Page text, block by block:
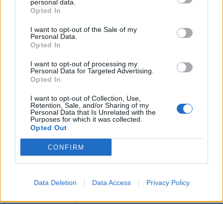
personal data.
Opted In
I want to opt-out of the Sale of my
Personal Data.
Opted In
I want to opt-out of processing my
Personal Data for Targeted Advertising.
Opted In
I want to opt-out of Collection, Use,
Retention, Sale, and/or Sharing of my
Personal Data that Is Unrelated with the
Purposes for which it was collected.
Opted Out
CONFIRM
Data Deletion Data Access Privacy Policy
Wiedza ogólna
Quiz wiedzy ogólnej z motywem żelaza -
jak so...
Wiedza ogólna
Quiz wiedzy ogólnej z motywem sowy -